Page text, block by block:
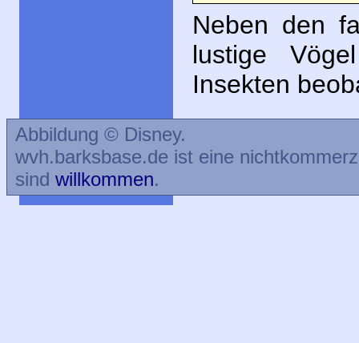
Neben den
lustige
Insekten
Abbildung © Disney.
wvh.barksbase.de ist eine
sind willkommen.